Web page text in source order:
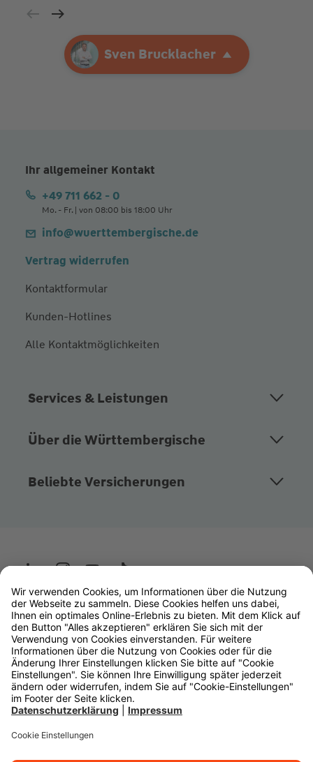
Ihre AgenturSven Brucklacher
Sven Brucklacher
Ihr allgemeiner Kontakt
+49 711 662 - 0
Mo. - Fr. | von 08:00 bis 18:00 Uhr
info@wuerttembergische.de
Vertrag widerrufen
Kontaktformular
Kunden-Hotlines
Alle Kontaktmöglichkeiten
Services & Leistungen
Über die Württembergische
Beliebte Versicherungen
Wüstenrot
W&W Gruppe
OLB Bank
Makler
Impressum
Datenschutz
Rechtliche Hinweise